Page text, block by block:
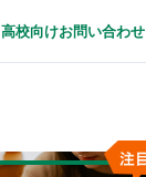
高校向けお問い合わせ